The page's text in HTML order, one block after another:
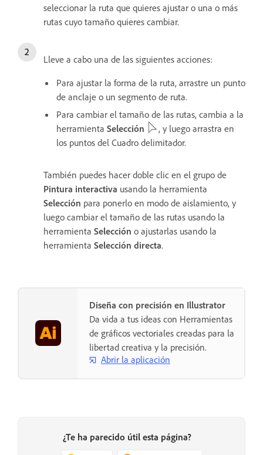
seleccionar la ruta que quieres ajustar o una o más
rutas cuyo tamaño quieres cambiar.
Lleve a cabo una de las siguientes acciones:
Para ajustar la forma de la ruta, arrastre un punto
de anclaje o un segmento de ruta.
Para cambiar el tamaño de las rutas, cambia a la
herramienta Selección
, y luego arrastra en
los puntos del Cuadro delimitador.
También puedes hacer doble clic en el grupo de
Pintura interactiva usando la herramienta
Selección para ponerlo en modo de aislamiento, y
luego cambiar el tamaño de las rutas usando la
herramienta Selección o ajustarlas usando la
herramienta Selección directa.
Diseña con precisión en Illustrator
Da vida a tus ideas con Herramientas
de gráficos vectoriales creadas para la
libertad creativa y la precisión.
Abrir la aplicación
¿Te ha parecido útil esta página?